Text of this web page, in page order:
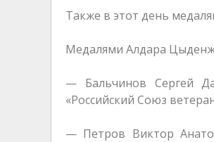
Также в этот день
Медалями Алдара
— Бальчинов Сергей
«Российский Союз
— Петров Виктор